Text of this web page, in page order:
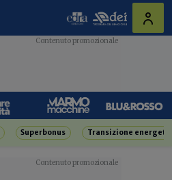
Superbonus Transizione